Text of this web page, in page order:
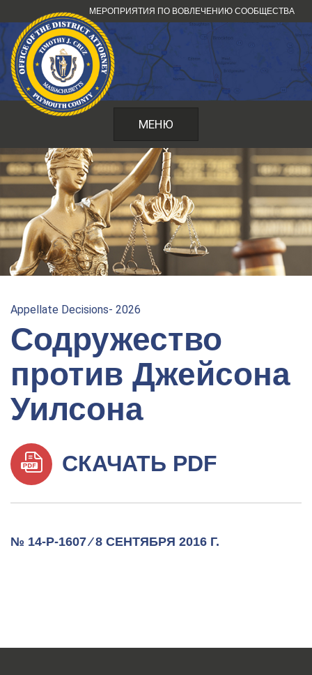
к
содержанию
МЕРОПРИЯТИЯ ПО ВОВЛЕЧЕНИЮ СООБЩЕСТВА
МЕНЮ
Appellate Decisions- 2026
Содружество
против Джейсона
Уилсона
СКАЧАТЬ PDF
№ 14-P-1607 ⁄ 8 СЕНТЯБРЯ 2016 Г.